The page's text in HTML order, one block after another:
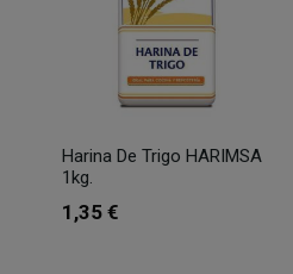
Harina De Trigo HARIMSA
1kg.
1,35 €